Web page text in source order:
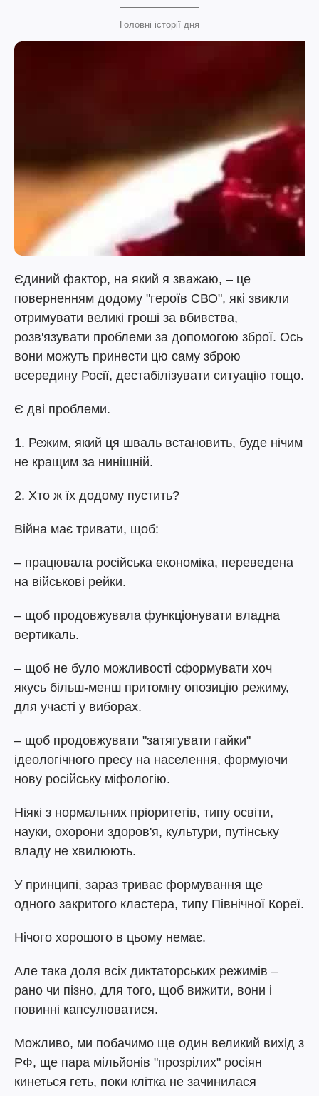
Головні історії дня
Єдиний фактор, на який я зважаю, – це
поверненням додому "героїв СВО", які звикли
отримувати великі гроші за вбивства,
розв'язувати проблеми за допомогою зброї. Ось
вони можуть принести цю саму зброю
всередину Росії, дестабілізувати ситуацію тощо.
Є дві проблеми.
1. Режим, який ця шваль встановить, буде нічим
не кращим за нинішній.
2. Хто ж їх додому пустить?
Війна має тривати, щоб:
– працювала російська економіка, переведена
на військові рейки.
– щоб продовжувала функціонувати владна
вертикаль.
– щоб не було можливості сформувати хоч
якусь більш-менш притомну опозицію режиму,
для участі у виборах.
– щоб продовжувати "затягувати гайки"
ідеологічного пресу на населення, формуючи
нову російську міфологію.
Ніякі з нормальних пріоритетів, типу освіти,
науки, охорони здоров'я, культури, путінську
владу не хвилюють.
У принципі, зараз триває формування ще
одного закритого кластера, типу Північної Кореї.
Нічого хорошого в цьому немає.
Але така доля всіх диктаторських режимів –
рано чи пізно, для того, щоб вижити, вони і
повинні капсулюватися.
Можливо, ми побачимо ще один великий вихід з
РФ, ще пара мільйонів "прозрілих" росіян
кинеться геть, поки клітка не зачинилася